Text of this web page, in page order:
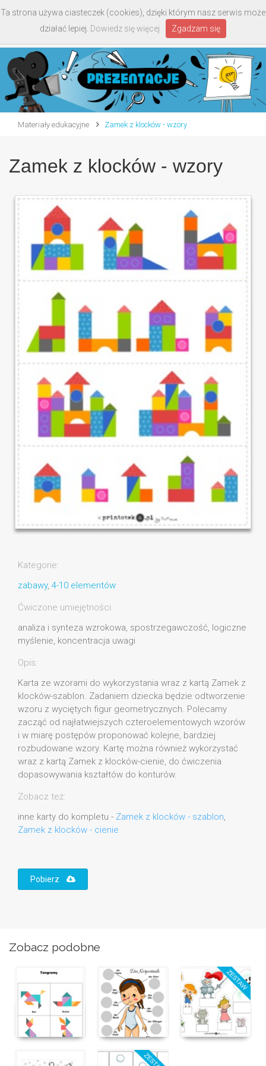
Materiały edukacyjne Zamek z klocków - wzory
Zamek z klocków - wzory
Kategorie:
zabawy, 4-10 elementów
Ćwiczone umiejętności:
analiza i synteza wzrokowa, spostrzegawczość, logiczne
myślenie, koncentracja uwagi
Opis:
Karta ze wzorami do wykorzystania wraz z kartą Zamek z
klocków-szablon. Zadaniem dziecka będzie odtworzenie
wzoru z wyciętych figur geometrycznych. Polecamy
zacząć od najłatwiejszych czteroelementowych wzorów
i w miarę postępów proponować kolejne, bardziej
rozbudowane wzory. Kartę można również wykorzystać
wraz z kartą Zamek z klocków-cienie, do ćwiczenia
dopasowywania kształtów do konturów.
Zobacz też:
inne karty do kompletu - Zamek z klocków - szablon,
Zamek z klocków - cienie
Pobierz
Zobacz podobne
Ta strona używa ciasteczek (cookies), dzięki którym nasz serwis może
działać lepiej. Dowiedz się więcej Zgadzam się